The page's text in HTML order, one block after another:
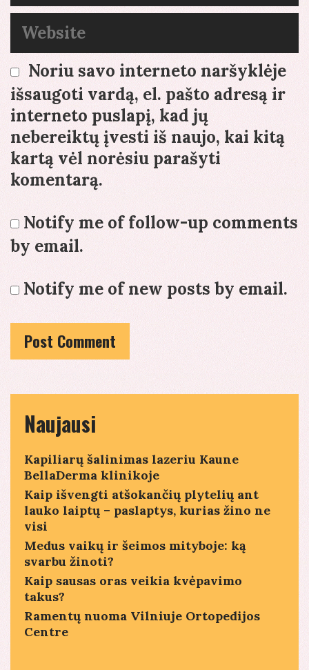
Website
Noriu savo interneto naršyklėje
išsaugoti vardą, el. pašto adresą ir
interneto puslapį, kad jų
nebereiktų įvesti iš naujo, kai kitą
kartą vėl norėsiu parašyti
komentarą.
Notify me of follow-up comments
by email.
Notify me of new posts by email.
Naujausi
Kapiliarų šalinimas lazeriu Kaune
BellaDerma klinikoje
Kaip išvengti atšokančių plytelių ant
lauko laiptų – paslaptys, kurias žino ne
visi
Medus vaikų ir šeimos mityboje: ką
svarbu žinoti?
Kaip sausas oras veikia kvėpavimo
takus?
Ramentų nuoma Vilniuje Ortopedijos
Centre